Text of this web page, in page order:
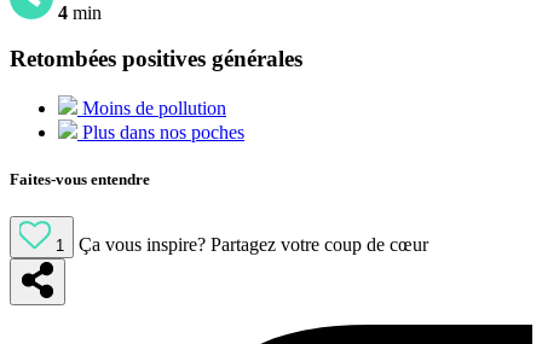
4 min
Retombées positives générales
Moins de pollution
Plus dans nos poches
Faites-vous entendre
1 Ça vous inspire? Partagez votre coup de cœur